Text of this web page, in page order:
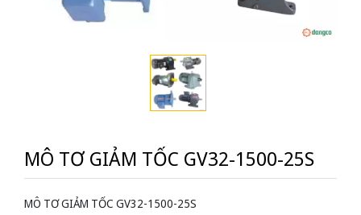
MÔ TƠ GIẢM TỐC GV32-1500-25S
MÔ TƠ GIẢM TỐC GV32-1500-25S